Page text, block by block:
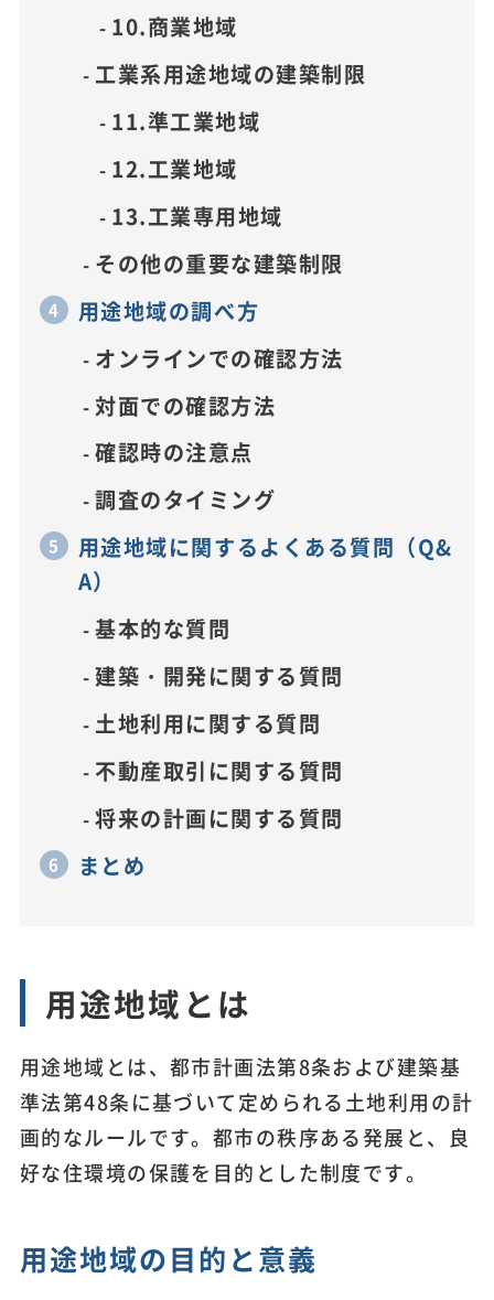
10.商業地域
工業系用途地域の建築制限
11.準工業地域
12.工業地域
13.工業専用地域
その他の重要な建築制限
用途地域の調べ方
オンラインでの確認方法
対面での確認方法
確認時の注意点
調査のタイミング
用途地域に関するよくある質問（Q&
A）
基本的な質問
建築・開発に関する質問
土地利用に関する質問
不動産取引に関する質問
将来の計画に関する質問
まとめ
用途地域とは
用途地域とは、都市計画法第8条および建築基
準法第48条に基づいて定められる土地利用の計
画的なルールです。都市の秩序ある発展と、良
好な住環境の保護を目的とした制度です。
用途地域の目的と意義